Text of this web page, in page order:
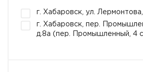
г. Хабаровск, ул.
г. Хабаровск, пер.
д.8а (пер. Промышленный, 4